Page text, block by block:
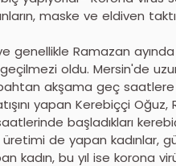
maske ve eldiven
genellikle Ramazan
oldu. Mersin'de
akşama geç
yapan Kerebiççi
başladıkları
de yapan kadınlar,
kadın, bu yıl ise korona